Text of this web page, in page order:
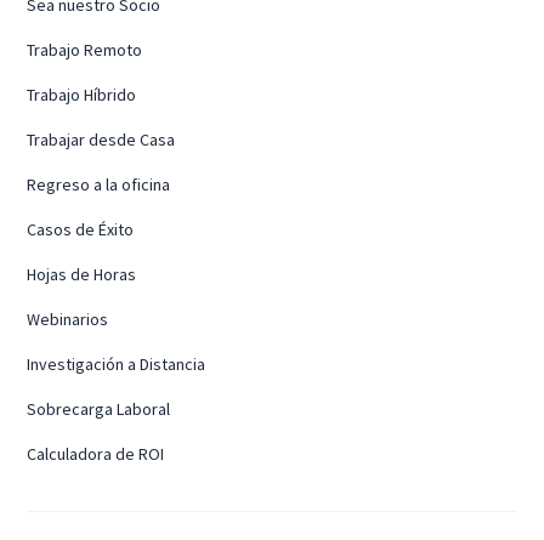
Sea nuestro Socio
Trabajo Remoto
Trabajo Híbrido
Trabajar desde Casa
Regreso a la oficina
Casos de Éxito
Hojas de Horas
Webinarios
Investigación a Distancia
Sobrecarga Laboral
Calculadora de ROI